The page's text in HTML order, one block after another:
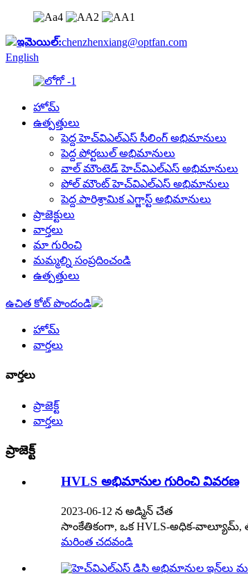
ఇమెయిల్:chenzhenxiang@optfan.com
English
హోమ్
ఉత్పత్తులు
పెద్ద హెచ్‌విఎల్‌ఎస్ సీలింగ్ అభిమానులు
పెద్ద పోర్టబుల్ అభిమానులు
వాల్ మౌంటెడ్ హెచ్‌విఎల్‌ఎస్ అభిమానులు
పోల్ మౌంట్ హెచ్‌విఎల్‌ఎస్ అభిమానులు
పెద్ద పారిశ్రామిక ఎగ్జాస్ట్ అభిమానులు
ప్రాజెక్టులు
వార్తలు
మా గురించి
మమ్మల్ని సంప్రదించండి
ఉత్పత్తులు
ఉచిత కోట్ పొందండి
హోమ్
వార్తలు
వార్తలు
ప్రాజెక్ట్
వార్తలు
ప్రాజెక్ట్
HVLS అభిమానుల గురించి వివరణ
2023-06-12 న అడ్మిన్ చేత
సాంకేతికంగా, ఒక HVLS-అధిక-వాల్యూమ్,
మరింత చదవండి